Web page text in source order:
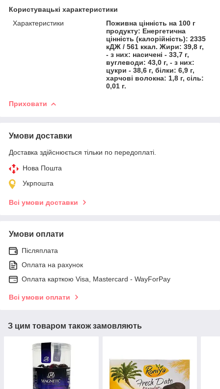
Користувацькі характеристики
Характеристики
Поживна цінність на 100 г
продукту: Енергетична
цінність (калорійність): 2335
кДЖ / 561 ккал. Жири: 39,8 г,
- з них: насичені - 33,7 г,
вуглеводи: 43,0 г, - з них:
цукри - 38,6 г, білки: 6,9 г,
харчові волокна: 1,8 г, сіль:
0,01 г.
Приховати
Умови доставки
Доставка здійснюється тільки по передоплаті.
Нова Пошта
Укрпошта
Всі умови доставки
Умови оплати
Післяплата
Оплата на рахунок
Оплата карткою Visa, Mastercard - WayForPay
Всі умови оплати
З цим товаром також замовляють